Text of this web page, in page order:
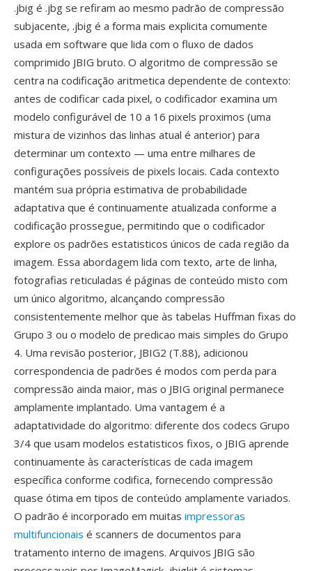
.jbig é .jbg se refiram ao mesmo padrão de compressão
subjacente, .jbig é a forma mais explicita comumente
usada em software que lida com o fluxo de dados
comprimido JBIG bruto. O algoritmo de compressão se
centra na codificação aritmetica dependente de contexto:
antes de codificar cada pixel, o codificador examina um
modelo configurável de 10 a 16 pixels proximos (uma
mistura de vizinhos das linhas atual é anterior) para
determinar um contexto — uma entre milhares de
configurações possíveis de pixels locais. Cada contexto
mantém sua própria estimativa de probabilidade
adaptativa que é continuamente atualizada conforme a
codificação prossegue, permitindo que o codificador
explore os padrões estatisticos únicos de cada região da
imagem. Essa abordagem lida com texto, arte de linha,
fotografias reticuladas é páginas de conteúdo misto com
um único algoritmo, alcançando compressão
consistentemente melhor que às tabelas Huffman fixas do
Grupo 3 ou o modelo de predicao mais simples do Grupo
4. Uma revisão posterior, JBIG2 (T.88), adicionou
correspondencia de padrões é modos com perda para
compressão ainda maior, mas o JBIG original permanece
amplamente implantado. Uma vantagem é a
adaptatividade do algoritmo: diferente dos codecs Grupo
3/4 que usam modelos estatisticos fixos, o JBIG aprende
continuamente às características de cada imagem
específica conforme codifica, fornecendo compressão
quase ótima em tipos de conteúdo amplamente variados.
O padrão é incorporado em muitas impressoras
multifuncionais é scanners de documentos para
tratamento interno de imagens. Arquivos JBIG são